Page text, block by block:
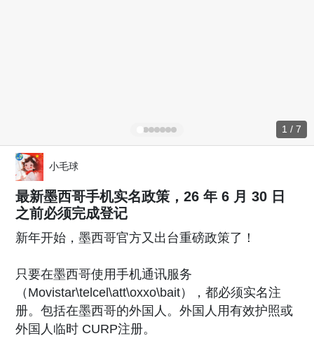
1 / 7
小毛球
最新墨西哥手机实名政策，26 年 6 月 30 日
之前必须完成登记
新年开始，墨西哥官方又出台重磅政策了！
只要在墨西哥使用手机通讯服务
（Movistar\telcel\att\oxxo\bait），都必须实名注
册。包括在墨西哥的外国人。外国人用有效护照或
外国人临时 CURP注册。